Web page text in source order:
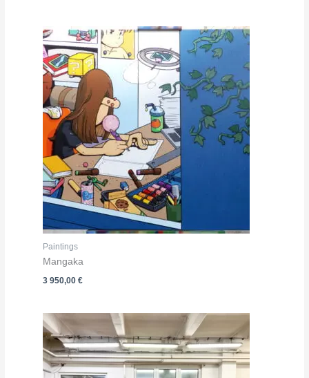
Paintings
Mangaka
3 950,00€